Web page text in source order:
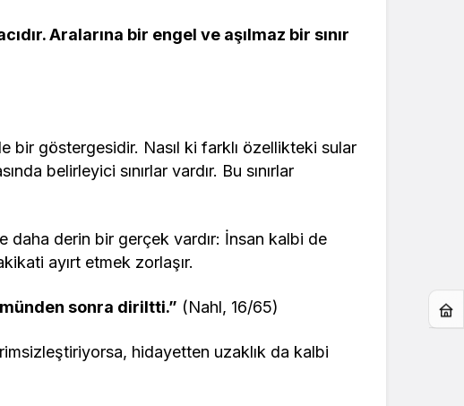
Aralarına bir engel ve aşılmaz bir sınır
bir göstergesidir. Nasıl ki farklı özellikteki sular
belirleyici sınırlar vardır. Bu sınırlar
derin bir gerçek vardır: İnsan kalbi de
ayırt etmek zorlaşır.
sonra diriltti.” (Nahl, 16/65)
hidayetten uzaklık da kalbi